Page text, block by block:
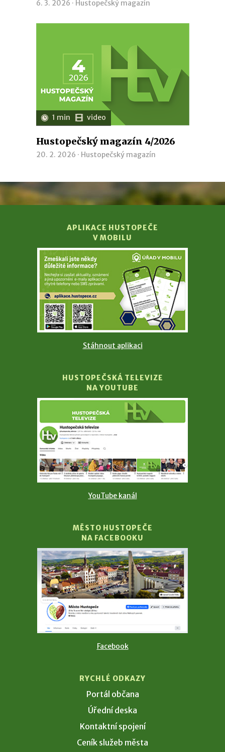
6. 3. 2026 · Hustopečský magazín
1 min video
Hustopečský magazín 4/2026
20. 2. 2026 · Hustopečský magazín
APLIKACE HUSTOPEČE
V MOBILU
Stáhnout aplikaci
HUSTOPEČSKÁ TELEVIZE
NA YOUTUBE
YouTube kanál
MĚSTO HUSTOPEČE
NA FACEBOOKU
Facebook
RYCHLÉ ODKAZY
Portál občana
Úřední deska
Kontaktní spojení
Ceník služeb města